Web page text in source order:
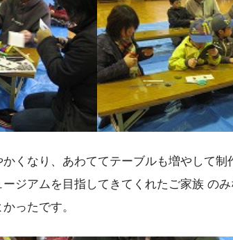
くなり、あわててテーブルも増やして制
ジアムを目指してきてくれたご家族 のみ
ったです。